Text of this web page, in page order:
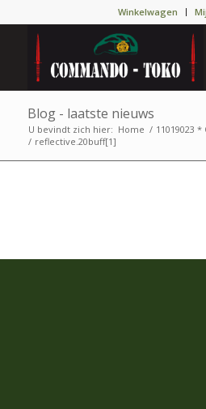
Winkelwagen
Blog - laatste nieuws
U bevindt zich hier: Home / 11019023
/ reflective.20buff[1]